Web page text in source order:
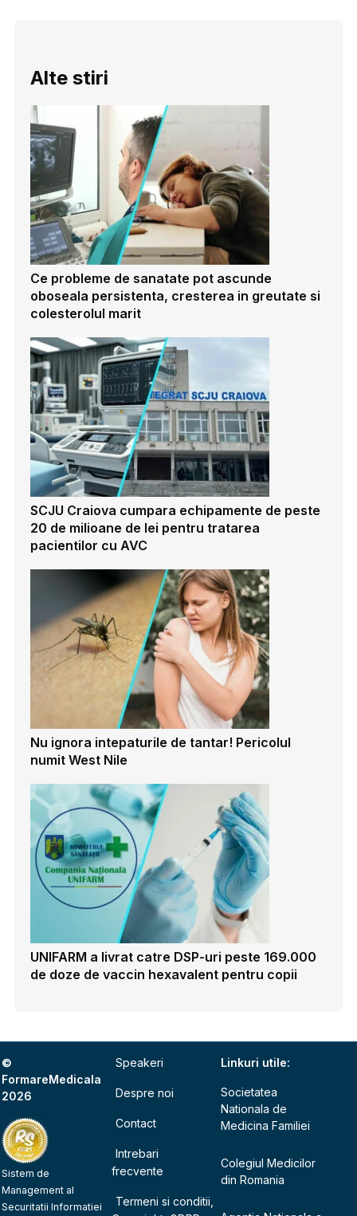
Alte stiri
Ce probleme de sanatate pot ascunde
oboseala persistenta, cresterea in greutate si
colesterolul marit
SCJU Craiova cumpara echipamente de peste
20 de milioane de lei pentru tratarea
pacientilor cu AVC
Nu ignora intepaturile de tantar! Pericolul
numit West Nile
UNIFARM a livrat catre DSP-uri peste 169.000
de doze de vaccin hexavalent pentru copii
©
FormareMedicala
2026
Sistem de
Management al
Securitatii Informatiei
Speakeri
Despre noi
Contact
Intrebari
frecvente
Termeni si conditii,
Linkuri utile:
Societatea
Nationala de
Medicina Familiei
Colegiul Medicilor
din Romania